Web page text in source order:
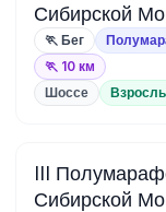
Сибирской
🏃 Бег
🏃 10 км
Шоссе
III
Сибирской